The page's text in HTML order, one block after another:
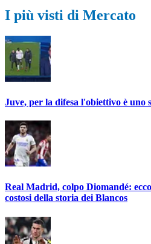
I più visti di Mercato
Juve, per la difesa l'obiettivo è uno
Real Madrid, colpo Diomandé:
costosi della storia dei Blancos